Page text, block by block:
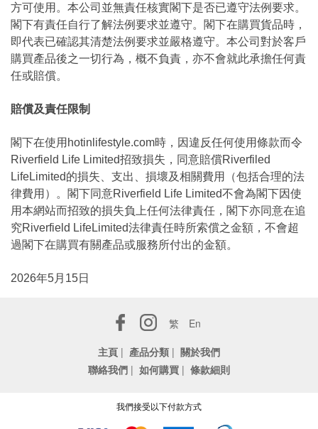
方可使用。本公司並無責任核實閣下是否已遵守法例要求。
閣下有責任自行了解法例要求並遵守。閣下在購買貨品時，
即代表已確認其清楚法例要求並嚴格遵守。本公司對於客戶
購買產品後之一切行為，概不負責，亦不會就此承擔任何責
任或賠償。
賠償及責任限制
閣下在使用hotinlifestyle.com時，因違反任何使用條款而令
Riverfield Life Limited招致損失，同意賠償Riverfiled
LifeLimited的損失、支出、損壞及相關費用（包括合理的法
律費用）。閣下同意Riverfield Life Limited不會為閣下因使
用本網站而招致的損失負上任何法律責任，閣下亦同意在追
究Riverfield LifeLimited法律責任時所索償之金額，不會超
過閣下在購買有關產品或服務所付出的金額。
2026年5月15日
繁
En
主頁 | 產品分類 | 關於我們
聯絡我們 | 如何購買 | 條款細則
我們接受以下付款方式